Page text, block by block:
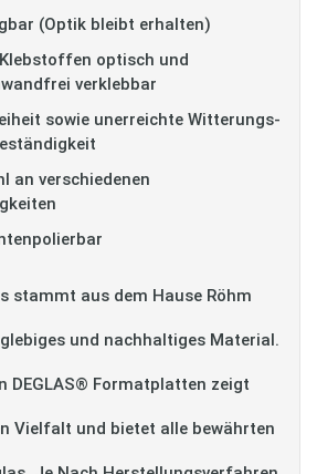
(Optik bleibt erhalten)
optisch und
verklebbar
sowie unerreichte Witterungs-
an verschiedenen
stammt aus dem Hause Röhm
und nachhaltiges Material.
DEGLAS® Formatplatten zeigt
Vielfalt und bietet alle bewährten